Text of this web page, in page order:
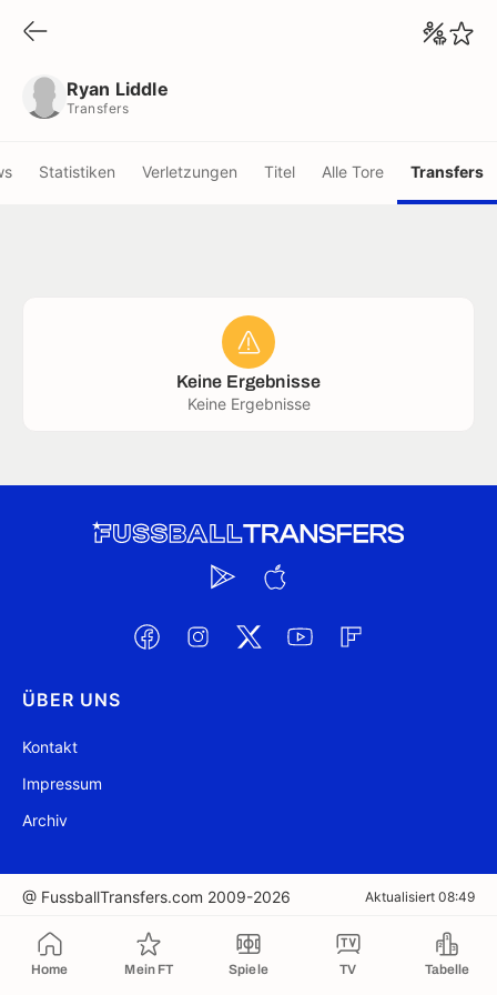
Home Mein FT Spiele TV Tabelle
Ryan Liddle
Transfers
Statistiken Verletzungen Titel Alle Tore Transfers
Keine Ergebnisse
Keine Ergebnisse
ÜBER UNS
Kontakt
Impressum
Archiv
@ FussballTransfers.com 2009-2026 Aktualisiert 08:49
In die Zwischenablage kopiert